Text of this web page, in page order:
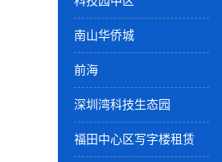
南山华侨城
前海
深圳湾科技生态园
福田中心区写字楼租赁